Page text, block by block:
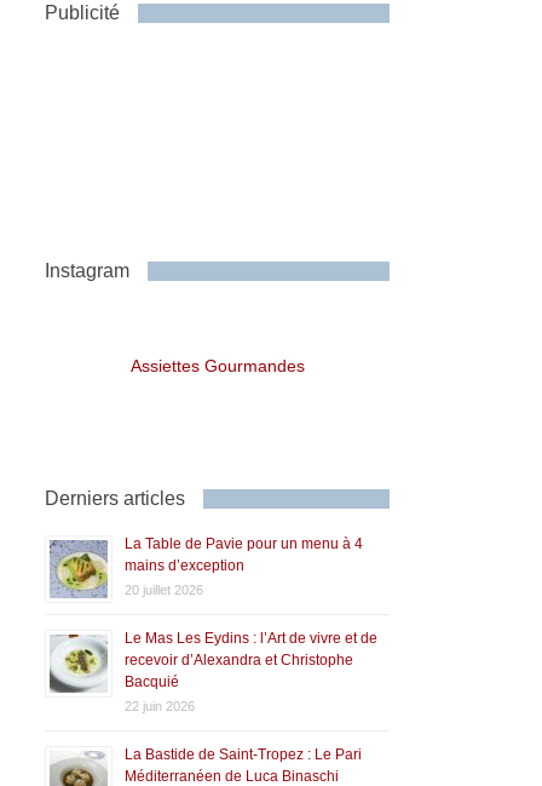
Publicité
Instagram
Assiettes Gourmandes
Derniers articles
La Table de Pavie pour un menu à 4
mains d’exception
20 juillet 2026
Le Mas Les Eydins : l’Art de vivre et de
recevoir d’Alexandra et Christophe
Bacquié
22 juin 2026
La Bastide de Saint-Tropez : Le Pari
Méditerranéen de Luca Binaschi